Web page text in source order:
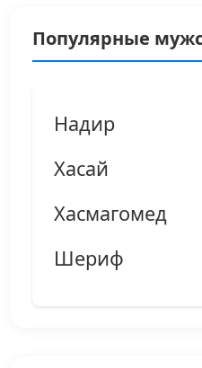
Популярные
Надир
Хасай
Хасмагомед
Шериф